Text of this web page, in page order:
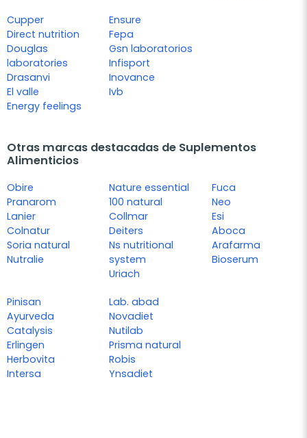
Cupper
Direct nutrition
Douglas
laboratories
Drasanvi
El valle
Energy feelings
Ensure
Fepa
Gsn laboratorios
Infisport
Inovance
Ivb
Otras marcas destacadas de Suplementos
Alimenticios
Obire
Pranarom
Lanier
Colnatur
Soria natural
Nutralie
Nature essential
100 natural
Collmar
Deiters
Ns nutritional
system
Uriach
Fuca
Neo
Esi
Aboca
Arafarma
Bioserum
Pinisan
Ayurveda
Catalysis
Erlingen
Herbovita
Intersa
Lab. abad
Novadiet
Nutilab
Prisma natural
Robis
Ynsadiet